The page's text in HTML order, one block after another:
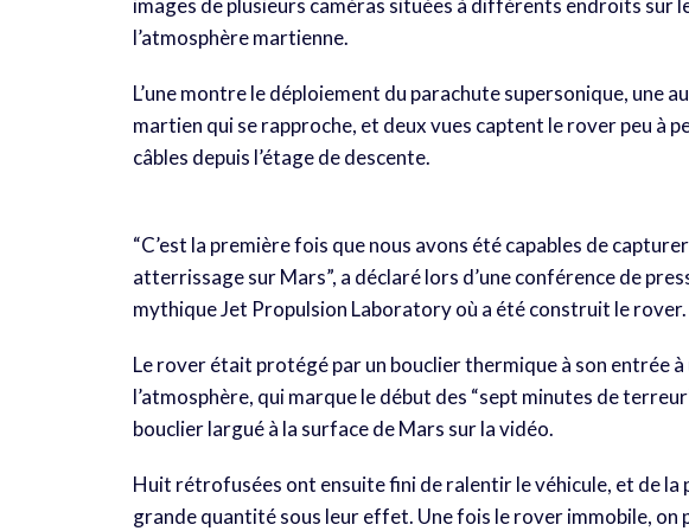
images de plusieurs caméras situées à différents endroits sur
l’atmosphère martienne.
L’une montre le déploiement du parachute supersonique, une
martien qui se rapproche, et deux vues captent le rover peu à
câbles depuis l’étage de descente.
“C’est la première fois que nous avons été capables de
atterrissage sur Mars”, a déclaré lors d’une conférence de
mythique Jet Propulsion Laboratory où a été construit le rover.
Le rover était protégé par un bouclier thermique à son entrée
l’atmosphère, qui marque le début des “sept minutes de
bouclier largué à la surface de Mars sur la vidéo.
Huit rétrofusées ont ensuite fini de ralentir le véhicule, et de la
grande quantité sous leur effet. Une fois le rover immobile, on